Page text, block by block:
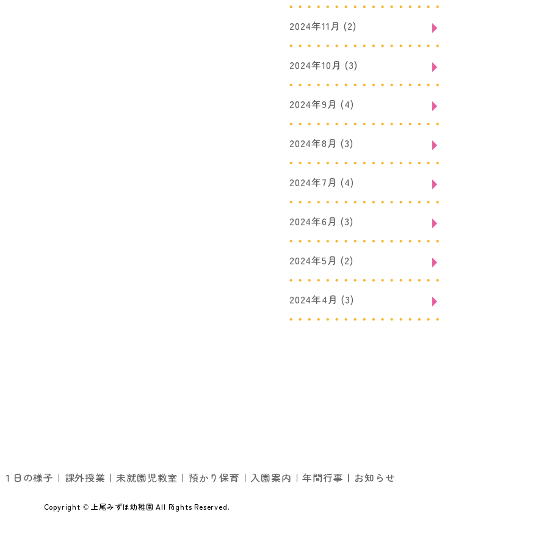
2024年11月 (2)
2024年10月 (3)
2024年9月 (4)
2024年8月 (3)
2024年7月 (4)
2024年6月 (3)
2024年5月 (2)
2024年4月 (3)
１日の様子 課外授業 未就園児教室 預かり保育 入園案内 年間行事 お知らせ
Copyright © 上尾みずほ幼稚園 All Rights Reserved.